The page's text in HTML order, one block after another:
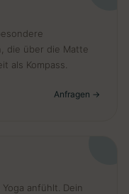
die über die Matte
als Kompass.
Anfragen
anfühlt. Dein